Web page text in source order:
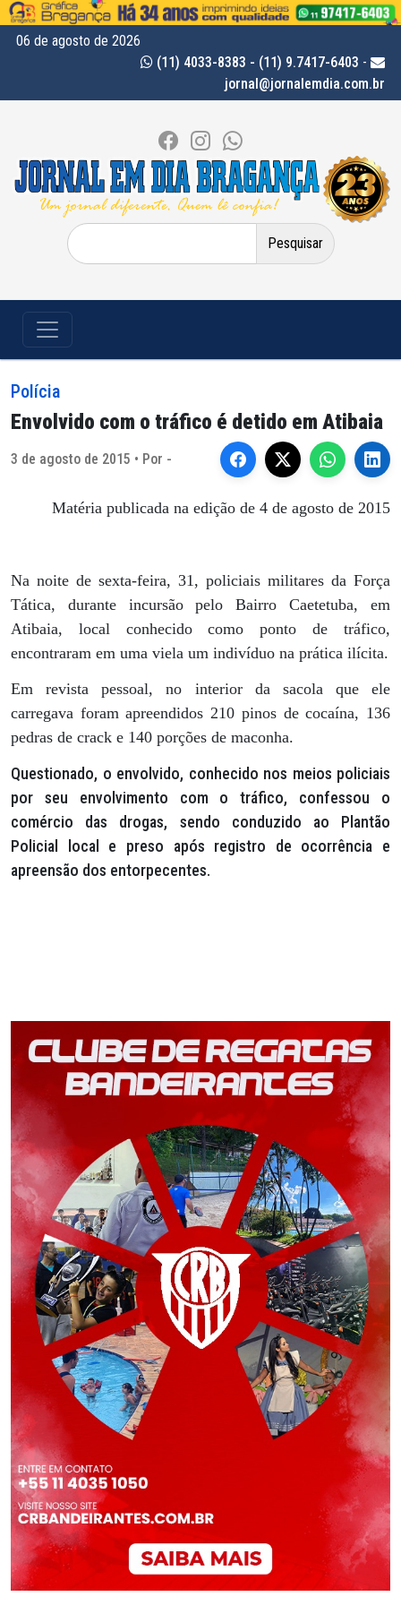
06 de agosto de 2026
(11) 4033-8383 - (11) 9.7417-6403 -
jornal@jornalemdia.com.br
Pesquisar
por:
Polícia
Envolvido com o tráfico é detido em Atibaia
3 de agosto de 2015 • Por -
Matéria publicada na edição de 4 de agosto de 2015
Na noite de sexta-feira, 31, policiais militares da Força
Tática, durante incursão pelo Bairro Caetetuba, em
Atibaia, local conhecido como ponto de tráfico,
encontraram em uma viela um indivíduo na prática ilícita.
Em revista pessoal, no interior da sacola que ele
carregava foram apreendidos 210 pinos de cocaína, 136
pedras de crack e 140 porções de maconha.
Questionado, o envolvido, conhecido nos meios policiais
por seu envolvimento com o tráfico, confessou o
comércio das drogas, sendo conduzido ao Plantão
Policial local e preso após registro de ocorrência e
apreensão dos entorpecentes.